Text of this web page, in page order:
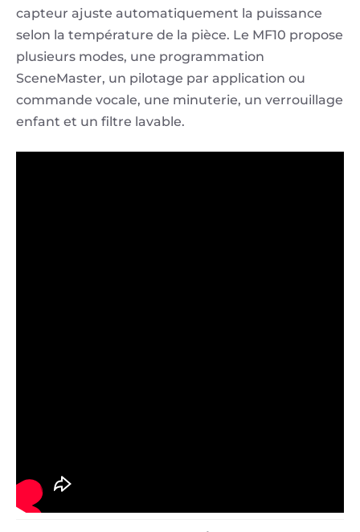
capteur ajuste automatiquement la puissance
selon la température de la pièce. Le MF10 propose
plusieurs modes, une programmation
SceneMaster, un pilotage par application ou
commande vocale, une minuterie, un verrouillage
enfant et un filtre lavable.